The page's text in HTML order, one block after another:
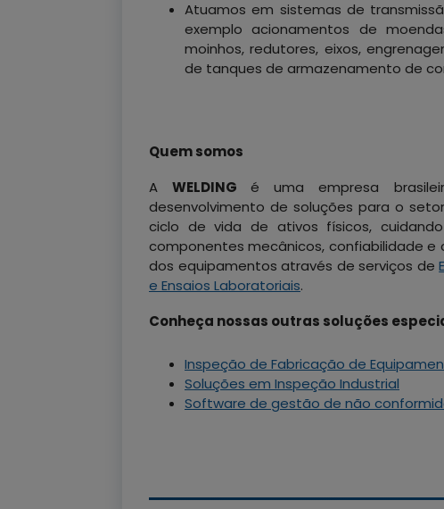
Atuamos em sistemas de
exemplo acionamentos de
moinhos, redutores, eixos,
de tanques de armazenamento de
Quem somos
AWELDINGé uma empresa
desenvolvimento de soluções para o
ciclo de vida de ativos físicos,
componentes mecânicos, confiabilidade
dos equipamentos através de serviços de
e Ensaios Laboratoriais.
Conheça nossas outras soluções
Inspeção de Fabricação de
Soluções em Inspeção Industrial
Software de gestão de não